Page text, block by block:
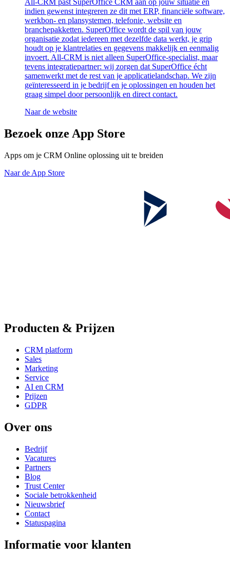
All-CRM past SuperOffice CRM aan op jouw situatie én
indien gewenst integreren ze dit met ERP, financiële software,
werkbon- en plansystemen, telefonie, website en
branchepakketten. SuperOffice wordt de spil van jouw
organisatie zodat iedereen met dezelfde data werkt, je grip
houdt op je klantrelaties en gegevens makkelijk en eenmalig
invoert. All-CRM is niet alleen SuperOffice-specialist, maar
tevens integratiepartner: wij zorgen dat SuperOffice écht
samenwerkt met de rest van je applicatielandschap. We zijn
geïnteresseerd in je bedrijf en je oplossingen en houden het
graag simpel door persoonlijk en direct contact.
Naar de website
Bezoek onze App Store
Apps om je CRM Online oplossing uit te breiden
Naar de App Store
Producten & Prijzen
CRM platform
Sales
Marketing
Service
AI en CRM
Prijzen
GDPR
Over ons
Bedrijf
Vacatures
Partners
Blog
Trust Center
Sociale betrokkenheid
Nieuwsbrief
Contact
Statuspagina
Informatie voor klanten